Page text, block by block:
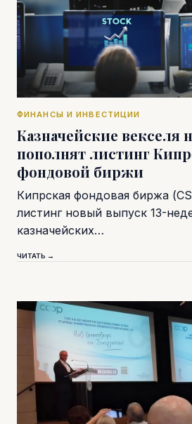
ФИНАНСЫ И ИНВЕСТИЦИИ
Казначейские векселя
пополнят листинг
фондовой биржи
Кипрская фондовая биржа
листинг новый выпуск 13-
казначейских…
ЧИТАТЬ →